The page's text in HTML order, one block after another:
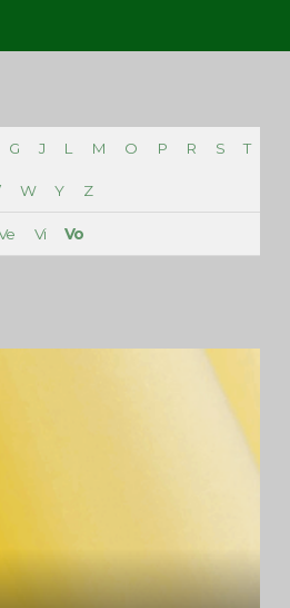
G J L M O P R S T
W Y Z
Vi Vo